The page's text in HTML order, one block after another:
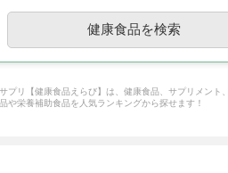
プリ【健康食品えらび】は、健康食品、サプリメント
や栄養補助食品を人気ランキングから探せます！